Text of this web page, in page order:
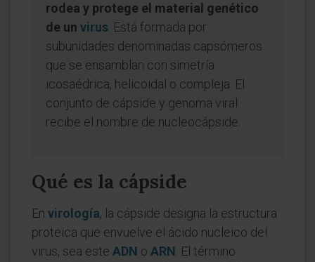
rodea y protege el material genético
de un virus . Está formada por
subunidades denominadas capsómeros
que se ensamblan con simetría
icosaédrica, helicoidal o compleja. El
conjunto de cápside y genoma viral
recibe el nombre de nucleocápside.
Qué es la cápside
En virología, la cápside designa la estructura
proteica que envuelve el ácido nucleico del
virus, sea este ADN o ARN . El término